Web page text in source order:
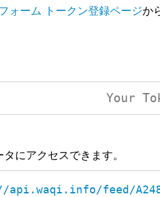
ォーム トークン登録ページか
にアクセスできます。
feed/